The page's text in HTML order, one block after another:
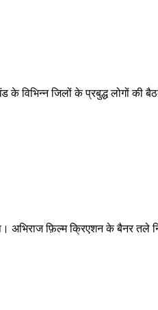
विभिन्न जिलों के प्रबुद्ध लोगों की
अभिराज फ़िल्म क्रिएशन के बैनर तले